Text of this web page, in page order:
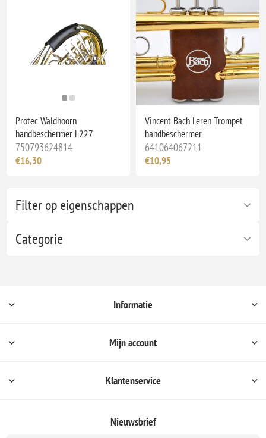
Filter op eigenschappen
Categorie
Protec Waldhoorn
handbeschermer L227
750793624814
€16,30
Vincent Bach Leren Trompet
handbeschermer
641064067211
€10,95
Informatie
Mijn account
Klantenservice
Nieuwsbrief